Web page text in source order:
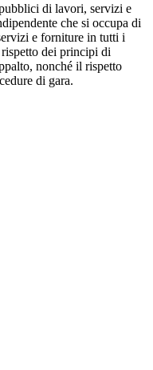
di lavori, servizi e
che si occupa di
e forniture in tutti i
dei principi di
nonché il rispetto
di gara.